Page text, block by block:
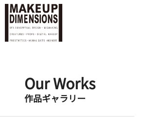
Our Works
作品ギャラリー